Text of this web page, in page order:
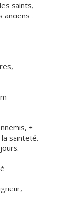
saints,
anciens :
+
sainteté,